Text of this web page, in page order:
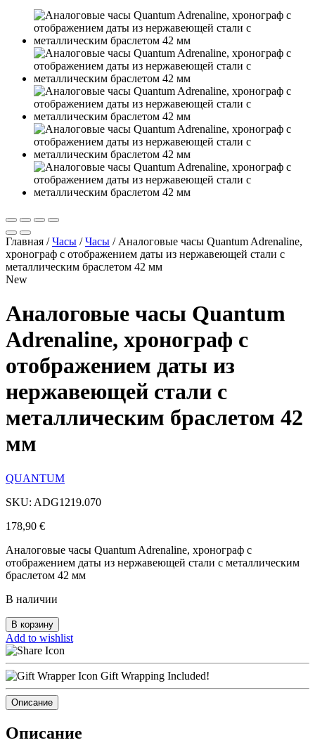
Главная /Часы /Часы / Аналоговые часы Quantum Adrenaline,
хронограф с отображением даты из нержавеющей стали с
металлическим браслетом 42 мм
New
Аналоговые часы Quantum
Adrenaline, хронограф с
отображением даты из
нержавеющей стали с
металлическим браслетом 42
мм
QUANTUM
SKU: ADG1219.070
178,90 €
Аналоговые часы Quantum Adrenaline, хронограф с
отображением даты из нержавеющей стали с металлическим
браслетом 42 мм
В наличии
В корзину
Add to wishlist
Gift Wrapping Included!
Описание
Описание